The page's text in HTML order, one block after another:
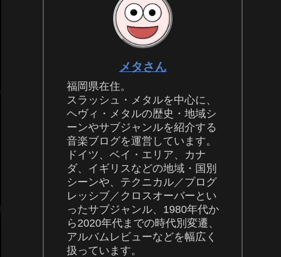
メタさん
福岡県在住。
スラッシュ・メタルを中心に、
ヘヴィ・メタルの歴史・地域シ
ーンやサブジャンルを紹介する
音楽ブログを運営しています。
ドイツ、ベイ・エリア、カナ
ダ、イギリスなどの地域・国別
シーンや、テクニカル／プログ
レッシブ／クロスオーバーとい
ったサブジャンル、1980年代か
ら2020年代までの時代別変遷、
アルバムレビューなどを幅広く
扱っています。